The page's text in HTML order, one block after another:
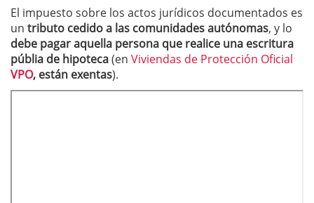
El impuesto sobre los actos jurídicos documentados es
un tributo cedido a las comunidades autónomas, y lo
debe pagar aquella persona que realice una escritura
públia de hipoteca(en Viviendas de Protección Oficial
VPO, están exentas).